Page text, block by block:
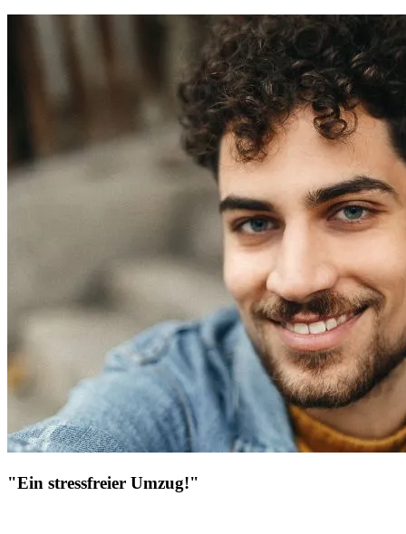
"Ein stressfreier Umzug!"